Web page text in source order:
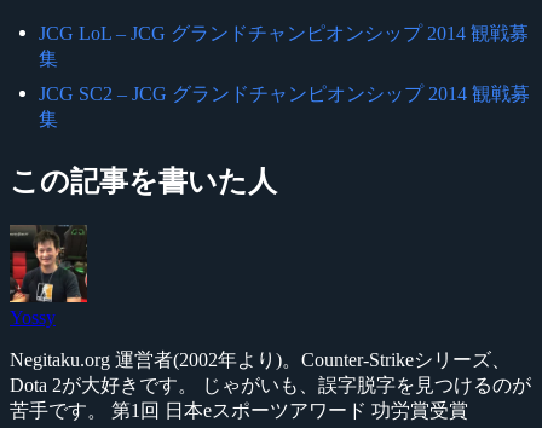
JCG LoL – JCG グランドチャンピオンシップ 2014 観戦募
集
JCG SC2 – JCG グランドチャンピオンシップ 2014 観戦募
集
この記事を書いた人
Yossy
Negitaku.org 運営者(2002年より)。Counter-Strikeシリーズ、
Dota 2が大好きです。 じゃがいも、誤字脱字を見つけるのが
苦手です。 第1回 日本eスポーツアワード 功労賞受賞